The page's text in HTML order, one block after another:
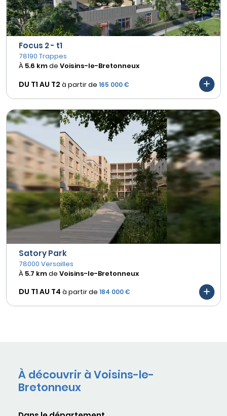
Focus 2 - t1
78190 Trappes
À 5.6 kmde Voisins-le-Bretonneux
DU T1 AU T2 à partir de 165 000 €
Satory Park
78000 Versailles
À 5.7 kmde Voisins-le-Bretonneux
DU T1 AU T4 à partir de 184 000 €
À découvrir à Voisins-le-
Bretonneux